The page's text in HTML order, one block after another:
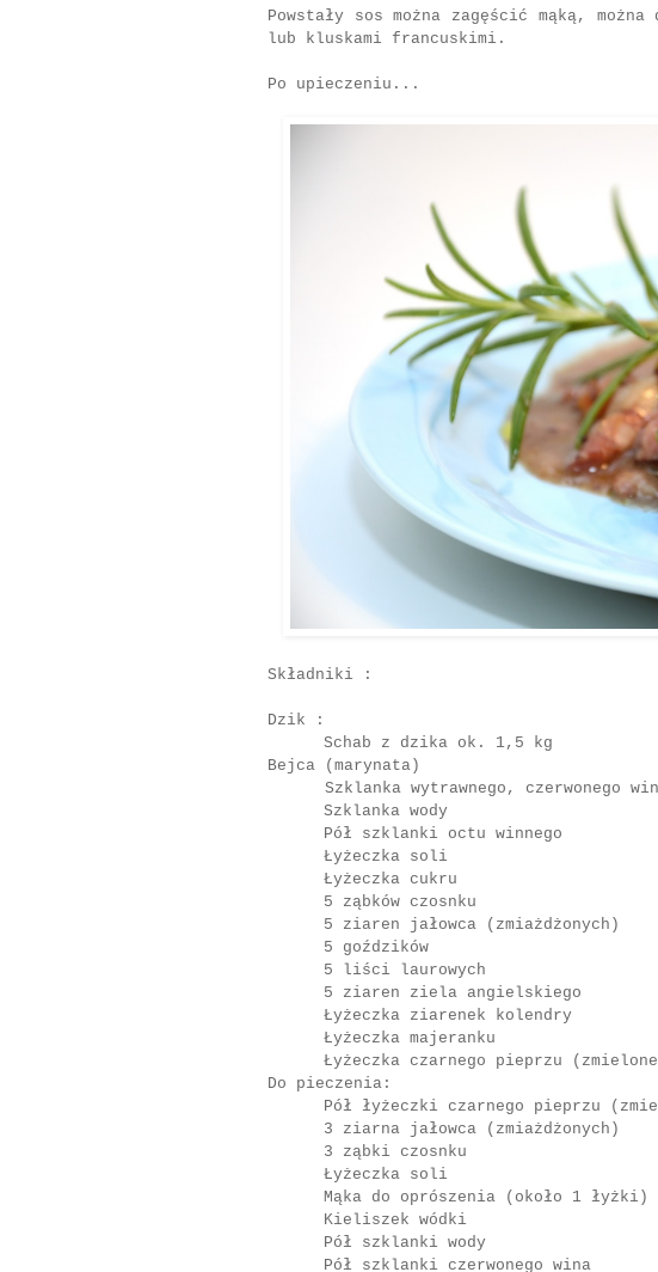
Powstały sos można zagęścić mąką,
lub kluskami francuskimi.
Po upieczeniu...
Składniki :
Dzik :
Schab z dzika ok. 1,5 kg
Bejca (marynata)
Szklanka wytrawnego, czerwonego
Szklanka wody
Pół szklanki octu winnego
Łyżeczka soli
Łyżeczka cukru
5 ząbków czosnku
5 ziaren jałowca (zmiażdżonych)
5 goździków
5 liści laurowych
5 ziaren ziela angielskiego
Łyżeczka ziarenek kolendry
Łyżeczka majeranku
Łyżeczka czarnego pieprzu
Do pieczenia:
Pół łyżeczki czarnego pieprzu
3 ziarna jałowca (zmiażdżonych)
3 ząbki czosnku
Łyżeczka soli
Mąka do oprószenia (około 1 łyżki)
Kieliszek wódki
Pół szklanki wody
Pół szklanki czerwonego wina